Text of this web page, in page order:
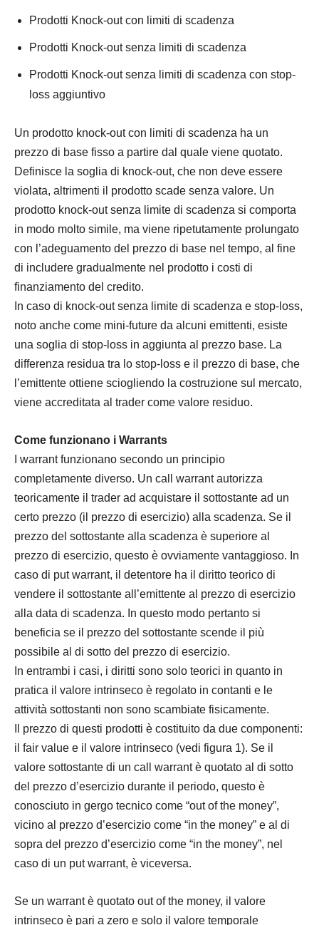
Prodotti Knock-out con limiti di scadenza
Prodotti Knock-out senza limiti di scadenza
Prodotti Knock-out senza limiti di scadenza con stop-
loss aggiuntivo
Un prodotto knock-out con limiti di scadenza ha un
prezzo di base fisso a partire dal quale viene quotato.
Definisce la soglia di knock-out, che non deve essere
violata, altrimenti il prodotto scade senza valore. Un
prodotto knock-out senza limite di scadenza si comporta
in modo molto simile, ma viene ripetutamente prolungato
con l’adeguamento del prezzo di base nel tempo, al fine
di includere gradualmente nel prodotto i costi di
finanziamento del credito.
In caso di knock-out senza limite di scadenza e stop-loss,
noto anche come mini-future da alcuni emittenti, esiste
una soglia di stop-loss in aggiunta al prezzo base. La
differenza residua tra lo stop-loss e il prezzo di base, che
l’emittente ottiene sciogliendo la costruzione sul mercato,
viene accreditata al trader come valore residuo.
Come funzionano i Warrants
I warrant funzionano secondo un principio
completamente diverso. Un call warrant autorizza
teoricamente il trader ad acquistare il sottostante ad un
certo prezzo (il prezzo di esercizio) alla scadenza. Se il
prezzo del sottostante alla scadenza è superiore al
prezzo di esercizio, questo è ovviamente vantaggioso. In
caso di put warrant, il detentore ha il diritto teorico di
vendere il sottostante all’emittente al prezzo di esercizio
alla data di scadenza. In questo modo pertanto si
beneficia se il prezzo del sottostante scende il più
possibile al di sotto del prezzo di esercizio.
In entrambi i casi, i diritti sono solo teorici in quanto in
pratica il valore intrinseco è regolato in contanti e le
attività sottostanti non sono scambiate fisicamente.
Il prezzo di questi prodotti è costituito da due componenti:
il fair value e il valore intrinseco (vedi figura 1). Se il
valore sottostante di un call warrant è quotato al di sotto
del prezzo d’esercizio durante il periodo, questo è
conosciuto in gergo tecnico come “out of the money”,
vicino al prezzo d’esercizio come “in the money” e al di
sopra del prezzo d’esercizio come “in the money”, nel
caso di un put warrant, è viceversa.
Se un warrant è quotato out of the money, il valore
intrinseco è pari a zero e solo il valore temporale